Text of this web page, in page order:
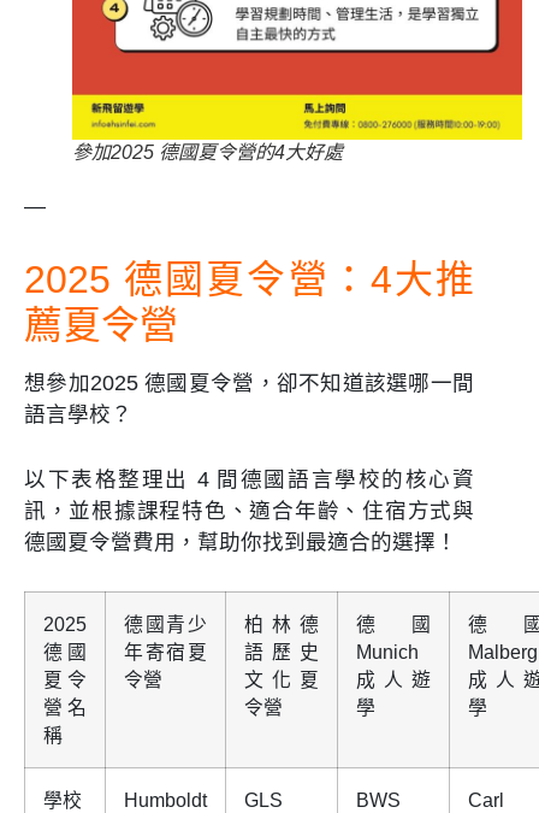
參加2025 德國夏令營的4大好處
—
2025 德國夏令營：4大推
薦夏令營
想參加2025 德國夏令營，卻不知道該選哪一間
語言學校？
以下表格整理出 4 間德國語言學校的核心資
訊，並根據課程特色、適合年齡、住宿方式與
德國夏令營費用，幫助你找到最適合的選擇！
2025
德國
夏令
營名
稱
德國青少
年寄宿夏
令營
柏林德
語歷史
文化夏
令營
德國
Munich
成人遊
學
德
Malberg
成人
學
學校 Humboldt GLS BWS Carl